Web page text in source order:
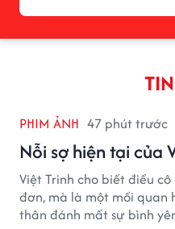
PHIM ẢNH 47 phút trước
Nỗi sợ hiện tại của
Việt Trinh cho biết điều
đơn, mà là một mối quan
thân đánh mất sự bình